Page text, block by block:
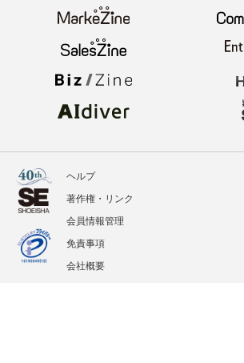
ヘルプ
著作権・リンク
会員情報管理
免責事項
会社概要